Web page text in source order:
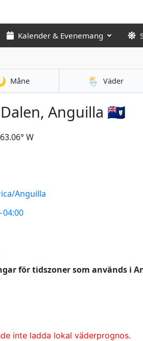
Kalender & Evenemang
Måne 🌦️ Väder
Anguilla 🇦🇮
W
Anguilla
för tidszoner som används i
inte ladda lokal väderprognos.